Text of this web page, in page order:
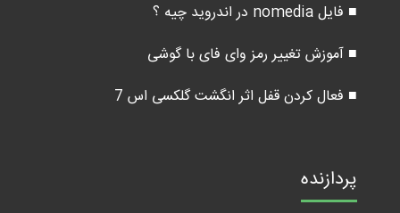
■ فایل nomedia در اندروید چیه ؟
■ آموزش تغییر رمز وای فای با گوشی
■ فعال کردن قفل اثر انگشت گلکسی اس 7
پردازنده